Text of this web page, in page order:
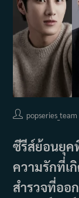
Postpopseries_team
ซีรีส์ย้อนยุค
ความรักที่เ
สำรวจที่ออ